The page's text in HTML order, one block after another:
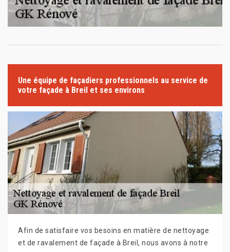
Une équipe de façadiers professionnels au service de
votre façade à Breil et ses environs
Afin de satisfaire vos besoins en matière de nettoyage
et de ravalement de façade à Breil, nous avons à notre